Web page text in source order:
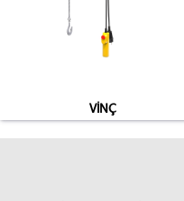
VİNÇ